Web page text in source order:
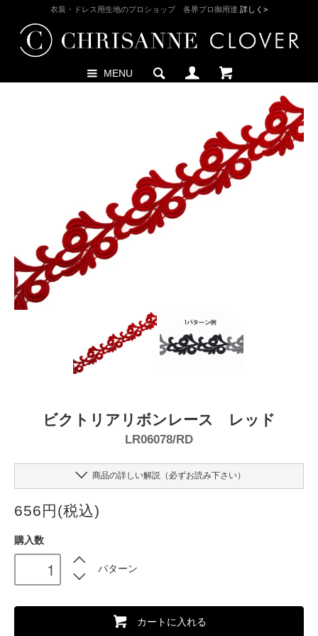
衣装・ドレス用生地のプロショップ 各界プロ御用達 詳しく>
MENU
ビクトリアリボンレース レッド
LR06078/RD
商品の詳しい解説（必ずお読み下さい）
656円(税込)
購入数
パターン
カートに入れる